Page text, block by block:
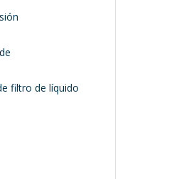
filtro de líquido